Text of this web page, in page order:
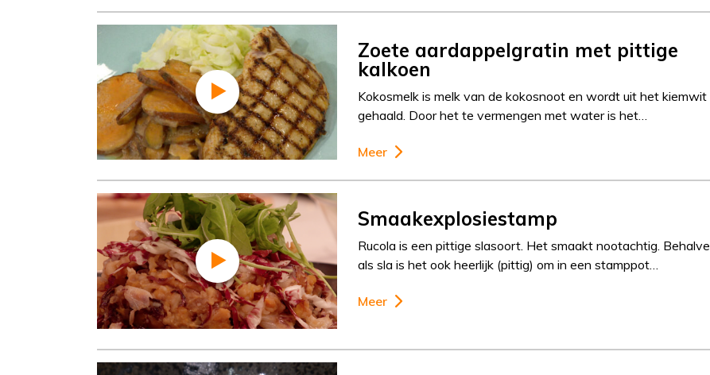
Zoete aardappelgratin met pittige
kalkoen
Kokosmelk is melk van de kokosnoot en wordt uit het kiemwit
gehaald. Door het te vermengen met water is het…
Meer
Smaakexplosiestamp
Rucola is een pittige slasoort. Het smaakt nootachtig. Behalve
als sla is het ook heerlijk (pittig) om in een stamppot…
Meer